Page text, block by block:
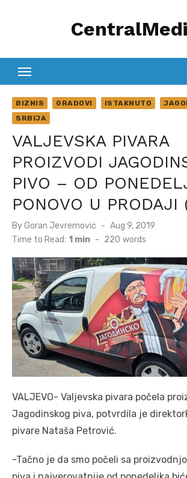
BIZNIS GRADOVI ISTAKNUTO
SRBIJA
VALJEVSKA PIVARA
PROIZVODI
PIVO – OD
PONOVO U PRODAJI
ByGoran Jevremović
Posted
on
Aug 9, 2019
Time to Read: 1 min - 220 words
VALJEVO- Valjevska pivara počela
Jagodinskog piva, potvrdila je
pivare Nataša Petrović.
-Tačno je da smo počeli sa